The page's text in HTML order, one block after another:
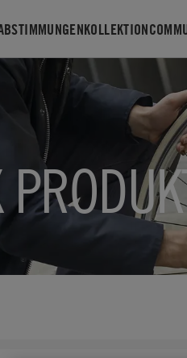
KOLLEKTION